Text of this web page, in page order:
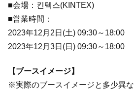
■会場：킨텍스(KINTEX)
■営業時間：
2023年12月2日(土) 09:30～18:00
2023年12月3日(日) 09:30～18:00
【ブースイメージ】
※実際のブースイメージと多少異な